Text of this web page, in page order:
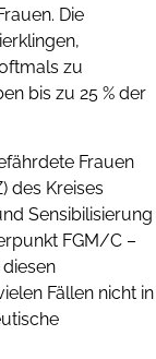
Die
zu
bis zu 25 % der
Frauen
des Kreises
Sensibilisierung
FGM/C –
Fällen nicht in